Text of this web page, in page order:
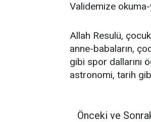
Validemize
Allah Resulü,
anne-babaların,
gibi spor dallarını
astronomi, tarih
Önceki ve